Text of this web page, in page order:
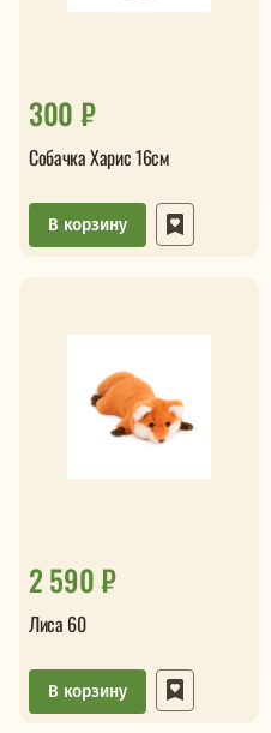
300 ₽
Собачка Харис 16см
В корзину
2 590 ₽
Лиса 60
В корзину